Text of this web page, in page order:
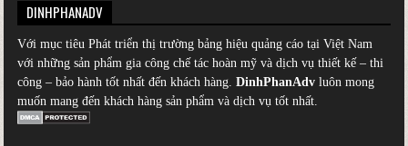
DINHPHANADV
Với mục tiêu Phát triển thị trường bảng hiệu quảng cáo tại Việt Nam
với những sản phẩm gia công chế tác hoàn mỹ và dịch vụ thiết kế – thi
công – bảo hành tốt nhất đến khách hàng.DinhPhanAdv luôn mong
muốn mang đến khách hàng sản phẩm và dịch vụ tốt nhất.